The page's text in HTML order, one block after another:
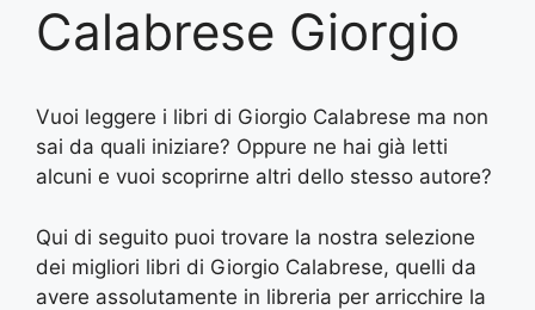
Calabrese Giorgio
Vuoi leggere i libri di Giorgio Calabrese ma non
sai da quali iniziare? Oppure ne hai già letti
alcuni e vuoi scoprirne altri dello stesso autore?
Qui di seguito puoi trovare la nostra selezione
dei migliori libri di Giorgio Calabrese, quelli da
avere assolutamente in libreria per arricchire la